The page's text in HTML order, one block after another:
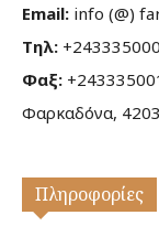
Email: info (@)
Τηλ:
Φαξ:
Φαρκαδόνα,
Πληροφορίες